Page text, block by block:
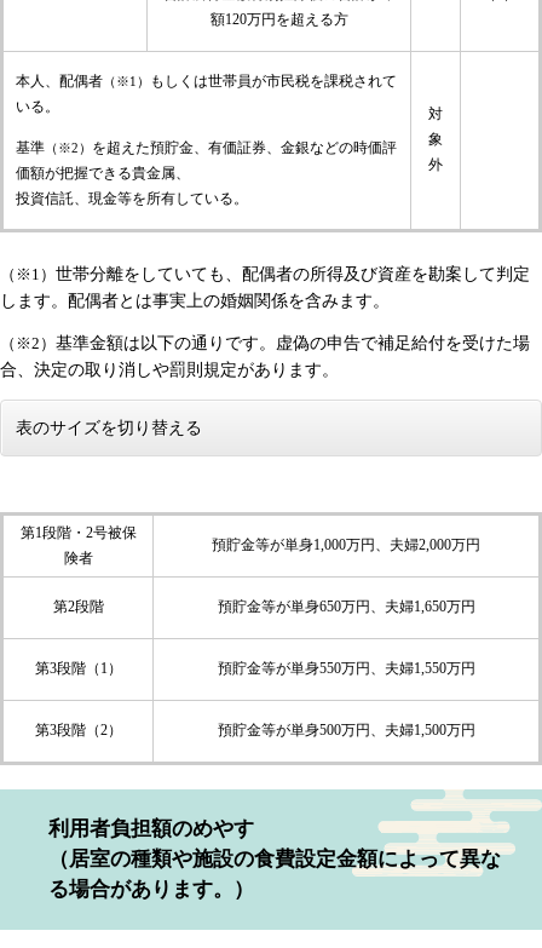
額120万円を超える方
本人、配偶者（※1）
もしくは世帯員が市民税を課税されて
いる。
基準（※2） を超えた預貯金、有価証券、金銀などの時価評
価額が把握できる貴金属、
投資信託、現金等を所有している。
対
象
外
（※1） 世帯分離をしていても、配偶者の所得及び資産を勘案して判定
します。 配偶者とは事実上の婚姻関係を含みます。
（※2） 基準金額は以下の通りです。虚偽の申告で補足給付を受けた場
合、決定の取り消しや罰則規定があります。
表のサイズを切り替える
第1段階・2号被保
険者
預貯金等が単身1,000万円、夫婦2,000万円
第2段階 預貯金等が単身650万円、夫婦1,650万円
第3段階（1） 預貯金等が単身550万円、夫婦1,550万円
第3段階（2） 預貯金等が単身500万円、夫婦1,500万円
利用者負担額のめやす
（居室の種類や施設の食費設定金額によって異な
る場合があります。）